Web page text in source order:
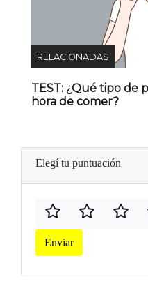
RELACIONADAS
TEST: ¿Qué tipo de
hora de comer?
Elegí tu puntuación
Enviar